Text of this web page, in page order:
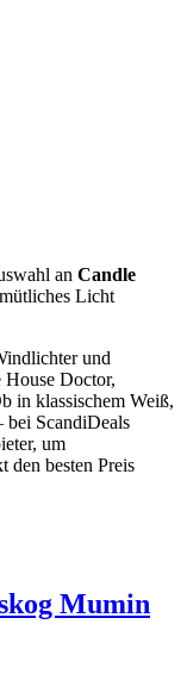
an Candle
Licht
und
Doctor,
in klassischem Weiß,
bei ScandiDeals
um
den besten Preis
Mumin